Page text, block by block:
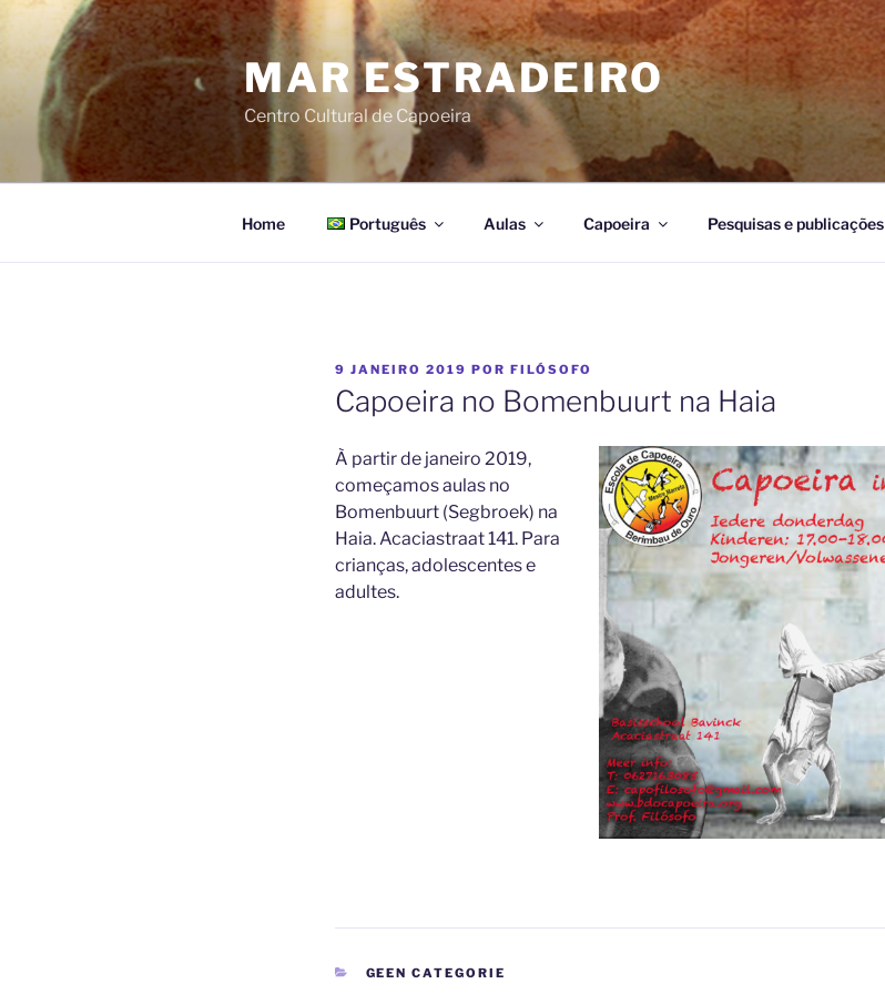
Pular
conteúdo
MAR ESTRADEIRO
Centro Cultural de Capoeira
Home Português Aulas Capoeira Pesquisas e publicações
PUBLICADO
EM
9 JANEIRO 2019 POR FILÓSOFO
Capoeira no Bomenbuurt na Haia
À partir de janeiro 2019,
começamos aulas no
Bomenbuurt (Segbroek) na
Haia. Acaciastraat 141. Para
crianças, adolescentes e
adultes.
CATEGORIAS
GEEN CATEGORIE